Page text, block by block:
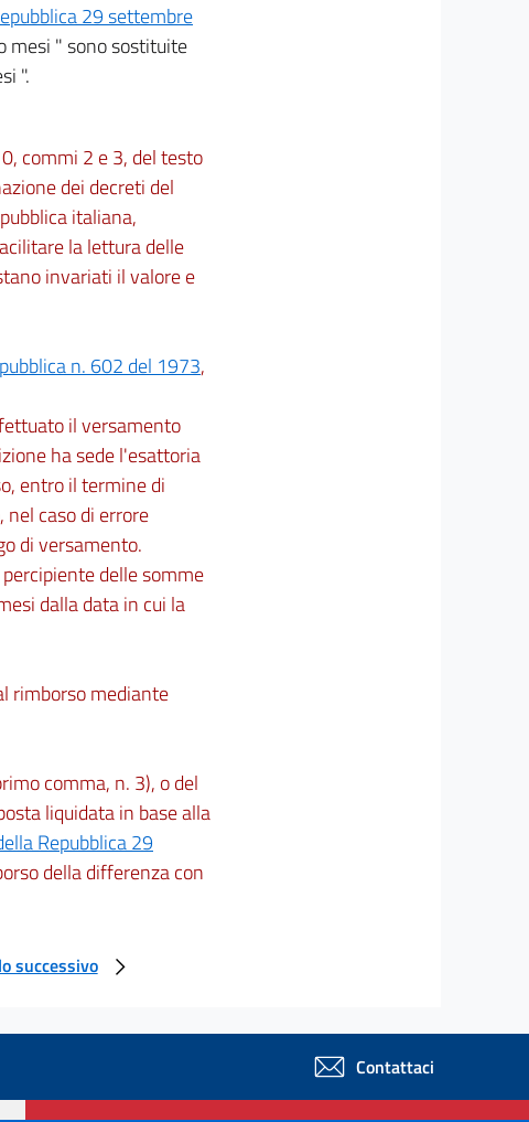
29 settembre
mesi " sono sostituite
".
commi 2 e 3, del testo
dei decreti del
italiana,
la lettura delle
invariati il valore e
n. 602 del 1973,
il versamento
ha sede l'esattoria
entro il termine di
caso di errore
di versamento.
delle somme
dalla data in cui la
rimborso mediante
comma, n. 3), o del
liquidata in base alla
Repubblica 29
della differenza con
successivo
Contattaci